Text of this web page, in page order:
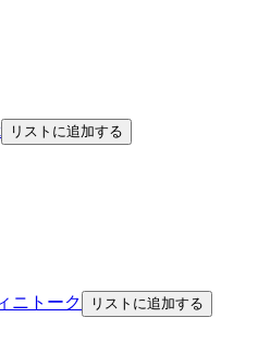
リストに追加する
ニトーク リストに追加する